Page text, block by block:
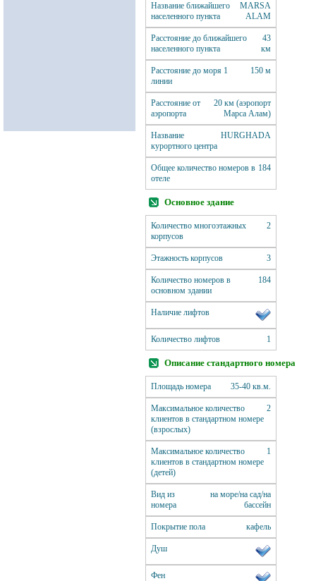
Название ближайшего
населенного пункта
MARSA
ALAM
Расстояние до ближайшего
населенного пункта
43
км
Расстояние до моря 1
линии
150 м
Расстояние от
аэропорта
20 км (аэропорт
Марса Алам)
Название
курортного центра
HURGHADA
Общее количество номеров в
отеле
184
Основное здание
Количество многоэтажных
корпусов
2
Этажность корпусов 3
Количество номеров в
основном здании
184
Наличие лифтов
Количество лифтов 1
Описание стандартного номера
Площадь номера 35-40 кв.м.
Максимальное количество
клиентов в стандартном номере
(взрослых)
2
Максимальное количество
клиентов в стандартном номере
(детей)
1
Вид из
номера
на море/на сад/на
бассейн
Покрытие пола кафель
Душ
Фен